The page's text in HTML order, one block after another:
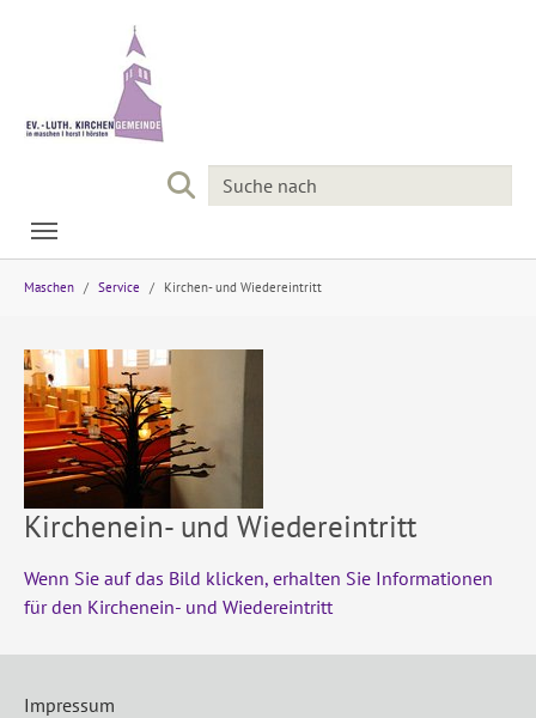
Maschen Service Kirchen- und Wiedereintritt
Kirchenein- und Wiedereintritt
Wenn Sie auf das Bild klicken, erhalten Sie Informationen
für den Kirchenein- und Wiedereintritt
Impressum